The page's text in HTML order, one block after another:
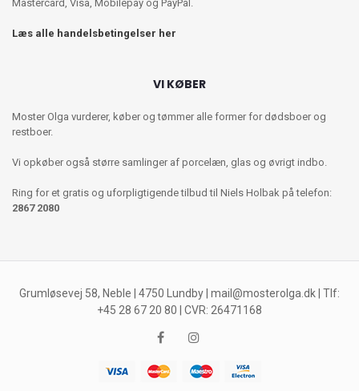
Mastercard, Visa, Mobilepay og PayPal.
Læs alle handelsbetingelser her
VI KØBER
Moster Olga vurderer, køber og tømmer alle former for dødsboer og
restboer.
Vi opkøber også større samlinger af porcelæn, glas og øvrigt indbo.
Ring for et gratis og uforpligtigende tilbud til Niels Holbak på telefon:
2867 2080
Grumløsevej 58, Neble | 4750 Lundby | mail@mosterolga.dk | Tlf:
+45 28 67 20 80 | CVR: 26471168